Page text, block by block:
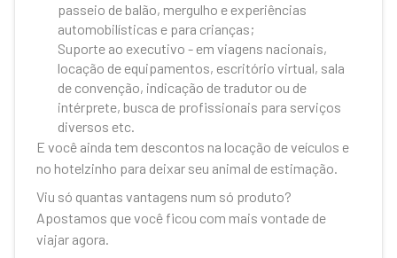
passeio de balão, mergulho e experiências
automobilísticas e para crianças;
Suporte ao executivo - em viagens nacionais,
locação de equipamentos, escritório virtual, sala
de convenção, indicação de tradutor ou de
intérprete, busca de profissionais para serviços
diversos etc.
E você ainda tem descontos na locação de veículos e
no hotelzinho para deixar seu animal de estimação.
Viu só quantas vantagens num só produto?
Apostamos que você ficou com mais vontade de
viajar agora.